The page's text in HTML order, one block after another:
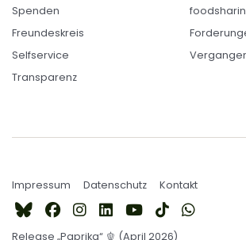
Spenden
Freundeskreis
Selfservice
Transparenz
Impressum Datenschutz Kontakt
Release „Paprika“ 🫑 (April 2026)